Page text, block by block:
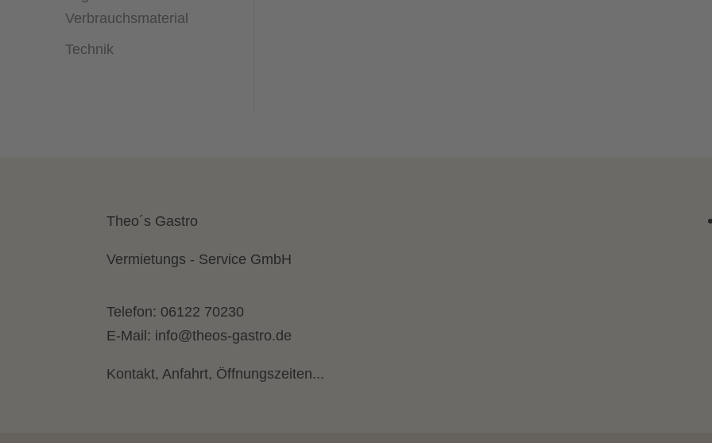
Verbrauchsmaterial
Technik
Theo´s Gastro
Vermietungs - Service GmbH
Telefon: 06122 70230
E-Mail: info@theos-gastro.de
Kontakt, Anfahrt, Öffnungszeiten...